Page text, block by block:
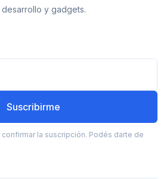
y gadgets.
Suscribirme
confirmar la suscripción. Podés darte de